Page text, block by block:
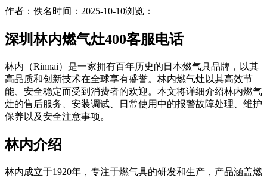
作者：佚名时间：2025-10-10浏览：
深圳林内燃气灶400客服电话
林内（Rinnai）是一家拥有百年历史的日本燃气具品牌，以其
高品质和创新技术在全球享有盛誉。林内燃气灶以其高效节
能、安全稳定而受到消费者的欢迎。本文将详细介绍林内燃气
灶的售后服务、安装调试、日常使用中的报警故障处理、维护
保养以及安全注意事项。
林内介绍
林内成立于1920年，专注于燃气具的研发和生产，产品涵盖燃